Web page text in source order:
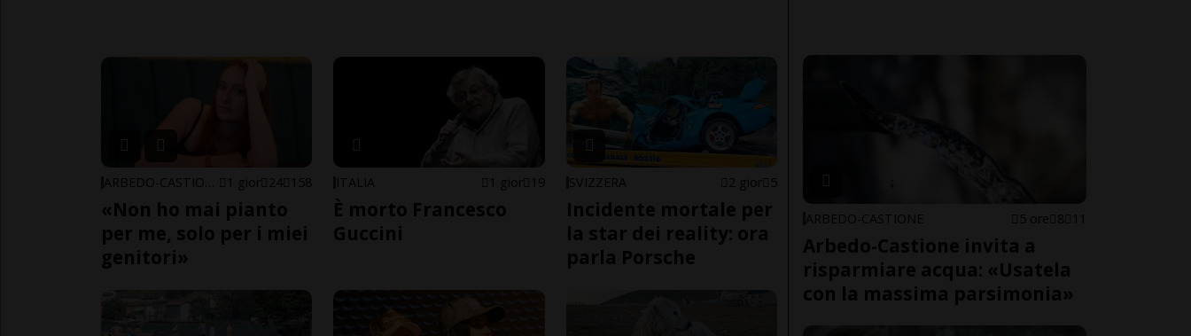
1 gior 24 158
«Non ho mai pianto
per me, solo per i miei
genitori»
ITALIA 1 gior 19
È morto Francesco
Guccini
SVIZZERA 2 gior 5
Incidente mortale per
la star dei reality: ora
parla Porsche
ARBEDO-CASTIONE 5 ore 8 11
Arbedo-Castione invita a
risparmiare acqua: «Usatela
con la massima parsimonia»